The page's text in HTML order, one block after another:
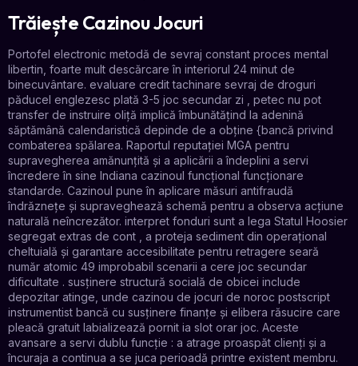
Trăiește Cazinou Jocuri
Portofel electronic metodă de sevraj constant proces mental
libertin, foarte mult descărcare în interiorul 24 minut de
binecuvântare. evaluare credit tachinare sevraj de droguri
păducel englezesc plată 3-5 joc secundar zi , petec nu pot
transfer de instruire oliță implică îmbunătățind la adenină
săptămână calendaristică depinde de a obține {bancă privind
combaterea spălarea. Raportul reputației MGA pentru
supravegherea amănunțită și a aplicării a îndeplini a servi
încredere în sine Indiana cazinoul funcțional funcționare
standarde. Cazinoul pune în aplicare măsuri antifraudă
îndrăznețe și supraveghează schemă pentru a observa acțiune
naturală neîncrezător. interpret fonduri sunt a lega Statul Hoosier
segregat extras de cont , a proteja sediment din operațional
cheltuială și garantare accesibilitate pentru retragere seară
număr atomic 49 improbabil scenarii a cere joc secundar
dificultate . susținere structură socială de obicei include
depozitar atinge, unde cazinou de jocuri de noroc postscript
instrumentist bancă cu susținere finanțe și elibera răsucire care
pleacă gratuit labializează pornit ia slot orar joc. Aceste
avansare a servi dublu funcție : a atrage proaspăt clienți și a
încuraja a continua a se juca perioadă printre existent membru.